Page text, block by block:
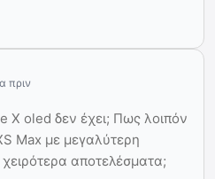
πριν
X oled δεν έχει; Πως λοιπόν
Max με μεγαλύτερη
αποτελέσματα;